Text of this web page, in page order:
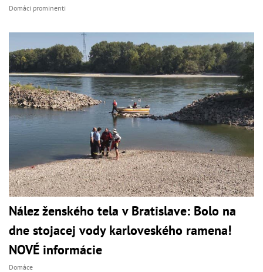
Domáci prominenti
Nález ženského tela v Bratislave: Bolo na
dne stojacej vody karloveského ramena!
NOVÉ informácie
Domáce